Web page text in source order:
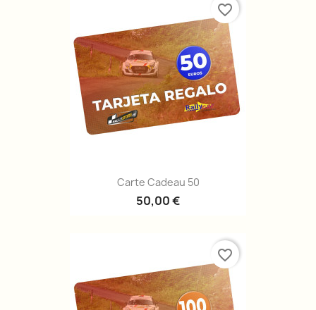
Carte Cadeau 50
50,00 €
favorite_border
favorite_border